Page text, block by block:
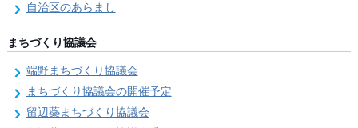
自治区のあらまし
まちづくり協議会
端野まちづくり協議会
まちづくり協議会の開催予定
留辺蘂まちづくり協議会